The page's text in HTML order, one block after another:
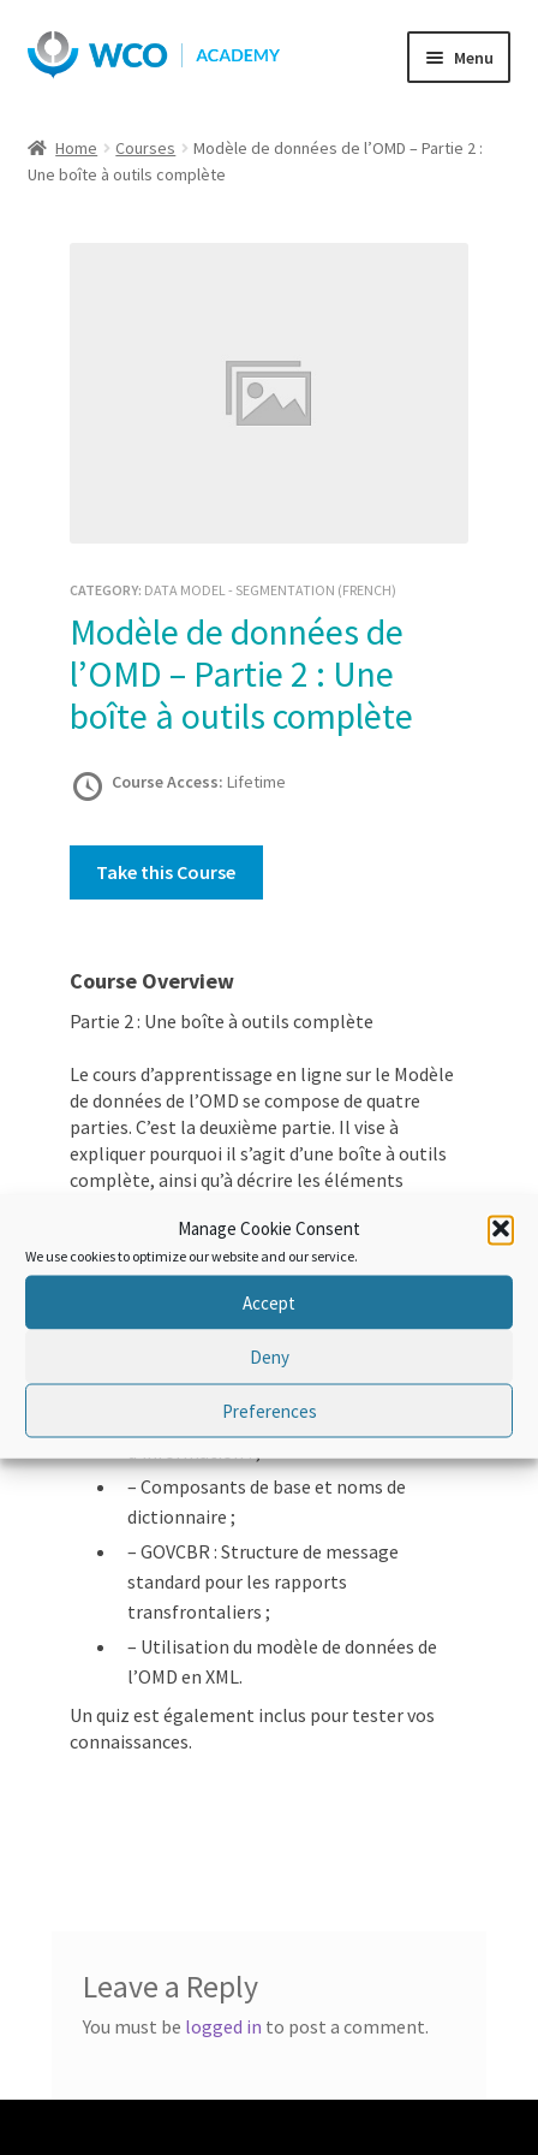
Manage Cookie Consent
We use cookies to optimize our website and our service.
Accept
Deny
Preferences
Skip
to
Skip
to
Menu
Home Courses
Modèle de données de l’OMD – Partie 2 :
Une boîte à outils complète
CATEGORY: DATA MODEL - SEGMENTATION (FRENCH)
Modèle de données de
l’OMD – Partie 2 : Une
boîte à outils complète
Course Access: Lifetime
Take this Course
Course Overview
Partie 2 : Une boîte à outils complète
Le cours d’apprentissage en ligne sur le Modèle
de données de l’OMD se compose de quatre
parties. C’est la deuxième partie. Il vise à
expliquer pourquoi il s’agit d’une boîte à outils
complète, ainsi qu’à décrire les éléments
– Introduction aux procédures
personnalisées et aux modèles de
– Les Data Sets : le modèle OMD en tant
que bibliothèque ;
– Comment construire des modèles
– Composants de base et noms de
dictionnaire ;
– GOVCBR : Structure de message
standard pour les rapports
transfrontaliers ;
– Utilisation du modèle de données de
l’OMD en XML.
Un quiz est également inclus pour tester vos
connaissances.
Leave a Reply
You must be logged in to post a comment.